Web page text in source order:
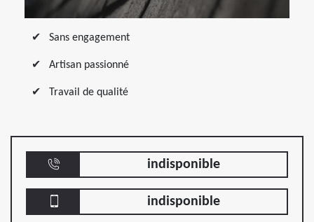
Sans engagement
Artisan passionné
Travail de qualité
indisponible
indisponible